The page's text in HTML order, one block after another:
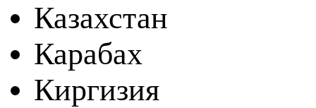
Казахстан
Карабах
Киргизия